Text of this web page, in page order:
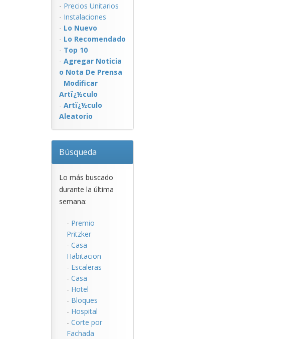
- Precios Unitarios
- Instalaciones
- Lo Nuevo
- Lo Recomendado
- Top 10
- Agregar Noticia
o Nota De Prensa
- Modificar
Artï¿½culo
- Artï¿½culo
Aleatorio
Búsqueda
Lo más buscado
durante la última
semana:
- Premio
Pritzker
- Casa
Habitacion
- Escaleras
- Casa
- Hotel
- Bloques
- Hospital
- Corte por
Fachada